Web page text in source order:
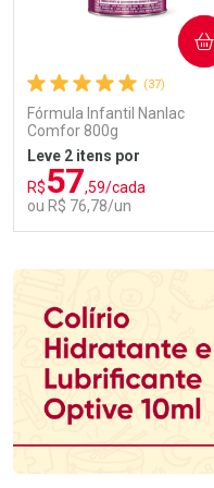
(37)
Fórmula Infantil Nanlac
Comfor 800g
Leve 2 itens por
R$57,59/cada
ou R$ 76,78/un
COMPRAR